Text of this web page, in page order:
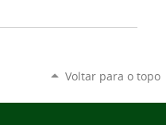
Voltar para o topo